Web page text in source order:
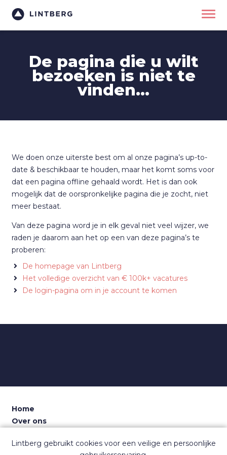
De pagina die u wilt
bezoeken is niet te
vinden...
We doen onze uiterste best om al onze pagina’s up-to-
date & beschikbaar te houden, maar het komt soms voor
dat een pagina offline gehaald wordt. Het is dan ook
mogelijk dat de oorspronkelijke pagina die je zocht, niet
meer bestaat.
Van deze pagina word je in elk geval niet veel wijzer, we
raden je daarom aan het op een van deze pagina’s te
proberen:
De homepage van Lintberg
Het volledige overzicht van € 100k+ vacatures
De login-pagina om in je account te komen
Home
Over ons
Dashboard
Lintberg gebruikt cookies voor een veilige en persoonlijke